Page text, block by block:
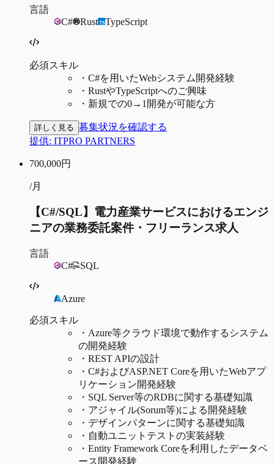
言語
C#
Rust TypeScript
必須スキル
・ C#を用いたWebシステム開発経験
・ RustやTypeScriptへのご興味
・ 新規での0→1開発が可能な方
詳しく見る 募集状況を確認する
提供: ITPRO PARTNERS
700,000円
/月
【C#/SQL】電力産業サービスにおけるエンジ
ニアの業務委託案件・フリーランス求人
言語
C#
SQL
Azure
必須スキル
・ Azure等クラウド環境で動作するシステム
の開発経験
・ REST APIの設計
・ C#およびASP.NET Coreを用いたWebアプ
リケーション開発経験
・ SQL Server等のRDBに関する基礎知識
・ アジャイル(Sorum等)による開発経験
・ デザインパターンに関する基礎知識
・ 自動ユニットテストの実装経験
・ Entity Framework Coreを利用したデータベ
ース開発経験